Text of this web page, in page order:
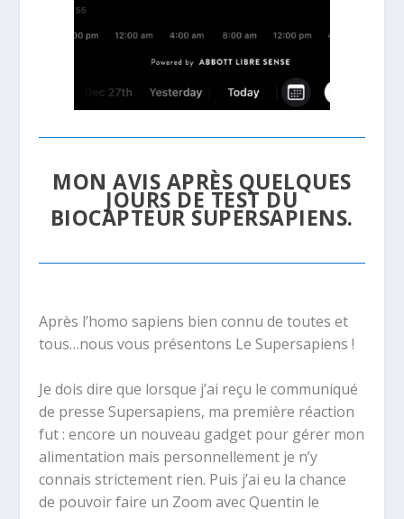
MON AVIS APRÈS QUELQUES
JOURS DE TEST DU
BIOCAPTEUR SUPERSAPIENS.
Après l’homo sapiens bien connu de toutes et
tous…nous vous présentons Le Supersapiens !
Je dois dire que lorsque j’ai reçu le communiqué
de presse Supersapiens, ma première réaction
fut : encore un nouveau gadget pour gérer mon
alimentation mais personnellement je n’y
connais strictement rien. Puis j’ai eu la chance
de pouvoir faire un Zoom avec Quentin le